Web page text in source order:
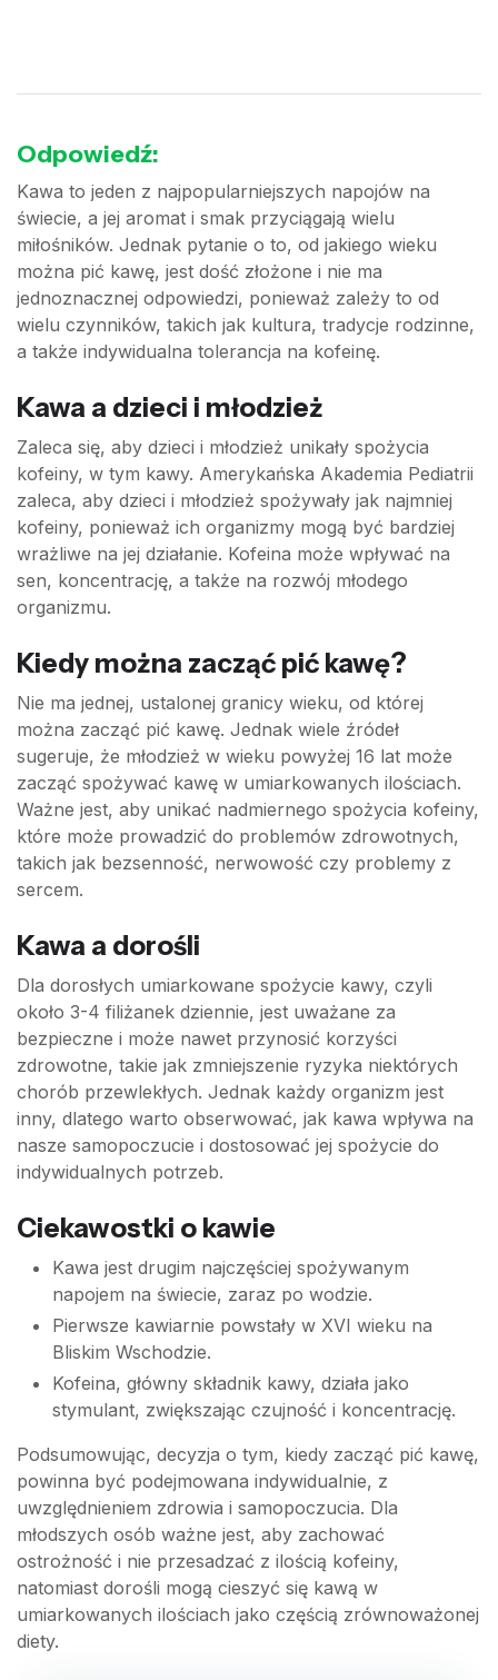
Odpowiedź:
Kawa to jeden z najpopularniejszych napojów na
świecie, a jej aromat i smak przyciągają wielu
miłośników. Jednak pytanie o to, od jakiego wieku
można pić kawę, jest dość złożone i nie ma
jednoznacznej odpowiedzi, ponieważ zależy to od
wielu czynników, takich jak kultura, tradycje rodzinne,
a także indywidualna tolerancja na kofeinę.
Kawa a dzieci i młodzież
Zaleca się, aby dzieci i młodzież unikały spożycia
kofeiny, w tym kawy. Amerykańska Akademia Pediatrii
zaleca, aby dzieci i młodzież spożywały jak najmniej
kofeiny, ponieważ ich organizmy mogą być bardziej
wrażliwe na jej działanie. Kofeina może wpływać na
sen, koncentrację, a także na rozwój młodego
organizmu.
Kiedy można zacząć pić kawę?
Nie ma jednej, ustalonej granicy wieku, od której
można zacząć pić kawę. Jednak wiele źródeł
sugeruje, że młodzież w wieku powyżej 16 lat może
zacząć spożywać kawę w umiarkowanych ilościach.
Ważne jest, aby unikać nadmiernego spożycia kofeiny,
które może prowadzić do problemów zdrowotnych,
takich jak bezsenność, nerwowość czy problemy z
sercem.
Kawa a dorośli
Dla dorosłych umiarkowane spożycie kawy, czyli
około 3-4 filiżanek dziennie, jest uważane za
bezpieczne i może nawet przynosić korzyści
zdrowotne, takie jak zmniejszenie ryzyka niektórych
chorób przewlekłych. Jednak każdy organizm jest
inny, dlatego warto obserwować, jak kawa wpływa na
nasze samopoczucie i dostosować jej spożycie do
indywidualnych potrzeb.
Ciekawostki o kawie
Kawa jest drugim najczęściej spożywanym
napojem na świecie, zaraz po wodzie.
Pierwsze kawiarnie powstały w XVI wieku na
Bliskim Wschodzie.
Kofeina, główny składnik kawy, działa jako
stymulant, zwiększając czujność i koncentrację.
Podsumowując, decyzja o tym, kiedy zacząć pić kawę,
powinna być podejmowana indywidualnie, z
uwzględnieniem zdrowia i samopoczucia. Dla
młodszych osób ważne jest, aby zachować
ostrożność i nie przesadzać z ilością kofeiny,
natomiast dorośli mogą cieszyć się kawą w
umiarkowanych ilościach jako częścią zrównoważonej
diety.